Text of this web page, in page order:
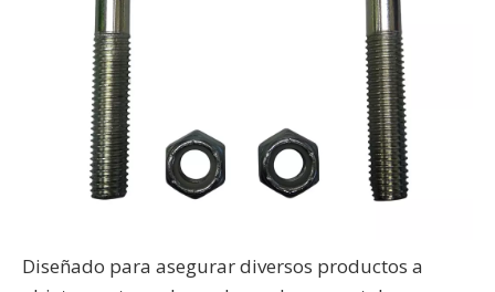
Diseñado para asegurar diversos productos a